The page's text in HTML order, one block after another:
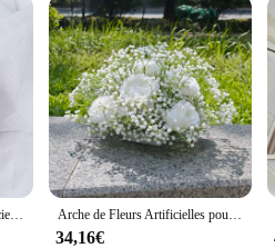
InjCarnation-Mini fleurs artificielles, décoration de salle de mariage, décor de cuisine, Noël, bricolage, douzaine, 6 pièces Arche de Fleurs Artificielles pour Décoration de Mariage, Boule de Fleurs en Plomb NucleoRoad, Décor de Fond de Gand, 50cm
34,16€